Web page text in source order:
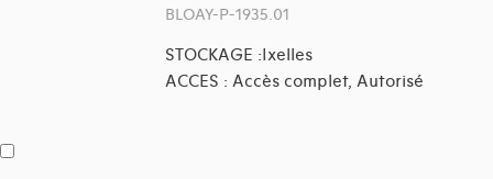
BLOAY-P-1935.01
STOCKAGE :Ixelles
ACCES : Accès complet, Autorisé